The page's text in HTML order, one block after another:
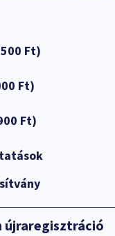
Ft)
Ft)
Ft)
újraregisztráció